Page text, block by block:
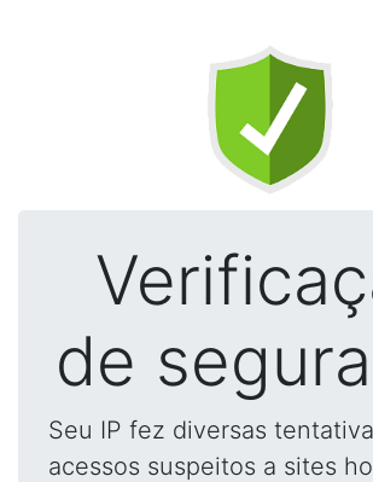
de
Seu IP fez diversas
acessos suspeitos a sites